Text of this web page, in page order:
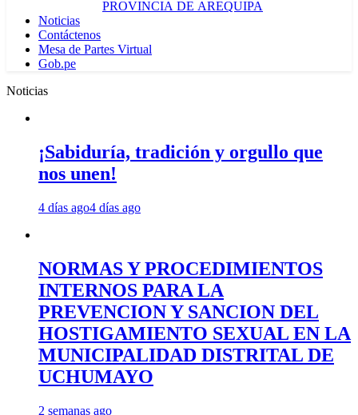
PROVINCIA DE AREQUIPA
Noticias
Contáctenos
Mesa de Partes Virtual
Gob.pe
Noticias
¡Sabiduría, tradición y orgullo que
nos unen!
4 días ago4 días ago
NORMAS Y PROCEDIMIENTOS
INTERNOS PARA LA
PREVENCION Y SANCION DEL
HOSTIGAMIENTO SEXUAL EN LA
MUNICIPALIDAD DISTRITAL DE
UCHUMAYO
2 semanas ago